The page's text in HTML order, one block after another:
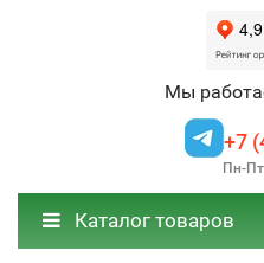
Мы
+7
Пн-
Каталог товаров